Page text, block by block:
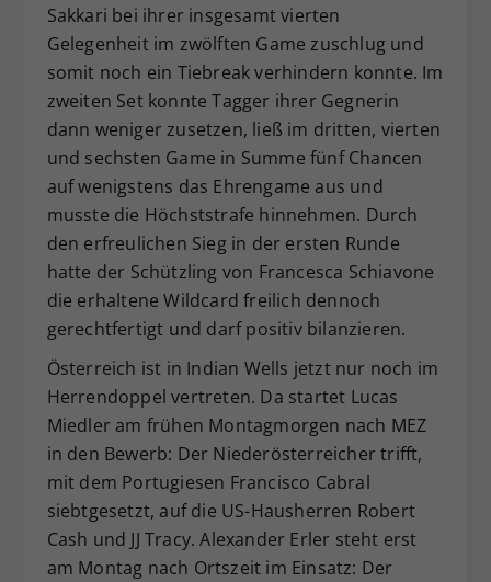
Sakkari bei ihrer insgesamt vierten
Gelegenheit im zwölften Game zuschlug und
somit noch ein Tiebreak verhindern konnte. Im
zweiten Set konnte Tagger ihrer Gegnerin
dann weniger zusetzen, ließ im dritten, vierten
und sechsten Game in Summe fünf Chancen
auf wenigstens das Ehrengame aus und
musste die Höchststrafe hinnehmen. Durch
den erfreulichen Sieg in der ersten Runde
hatte der Schützling von Francesca Schiavone
die erhaltene Wildcard freilich dennoch
gerechtfertigt und darf positiv bilanzieren.
Österreich ist in Indian Wells jetzt nur noch im
Herrendoppel vertreten. Da startet Lucas
Miedler am frühen Montagmorgen nach MEZ
in den Bewerb: Der Niederösterreicher trifft,
mit dem Portugiesen Francisco Cabral
siebtgesetzt, auf die US-Hausherren Robert
Cash und JJ Tracy. Alexander Erler steht erst
am Montag nach Ortszeit im Einsatz: Der